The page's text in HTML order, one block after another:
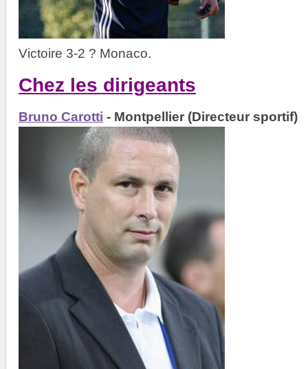
Victoire 3-2 ? Monaco.
Chez les dirigeants
Bruno Carotti - Montpellier (Directeur sportif)